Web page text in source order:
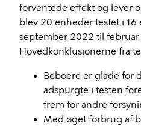
forventede effekt og lever
blev 20 enheder testet i 16
september 2022 til
Hovedkonklusionerne fra
Beboere er glade for
adspurgte i testen
frem for andre
Med øget forbrug af